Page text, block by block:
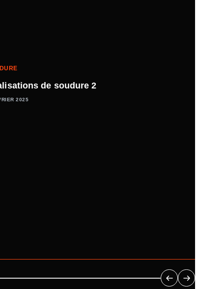
de soudure 2
2025